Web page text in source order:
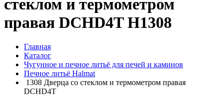
стеклом и термометром
правая DCHD4T H1308
Главная
Каталог
Чугунное и печное литьё для печей и каминов
Печное литьё Halmat
1308 Дверца со стеклом и термометром правая
DCHD4T